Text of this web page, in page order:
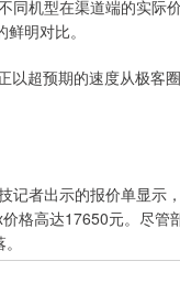
同机型在渠道端的实
明对比。
预期的速度从极客圈
者出示的报价单显示
格高达17650元。尽